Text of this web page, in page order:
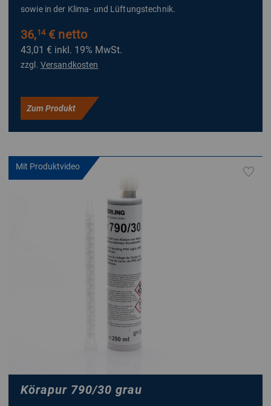
sowie in der Klima- und Lüftungstechnik.
36,14€ netto
43,01 € inkl. 19% MwSt.
zzgl. Versandkosten
Zum Produkt
Mit Produktvideo
Körapur 790/30 grau